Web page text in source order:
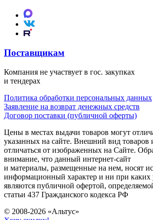
Поставщикам
Компания не участвует в гос. закупках
и тендерах
Политика обработки персональных данных
Заявление на возврат денежных средств
Договор поставки (публичной оферты)
Цены в местах выдачи товаров могут
указанных на сайте. Внешний вид товаров
отличаться от изображенных на Сайте.
внимание, что данный интернет-сайт
и материалы, размещенные на нем, носят
информационный характер и ни при каких
являются публичной офертой,
статьи 437 Гражданского кодекса РФ
© 2008-2026 «Альтус»